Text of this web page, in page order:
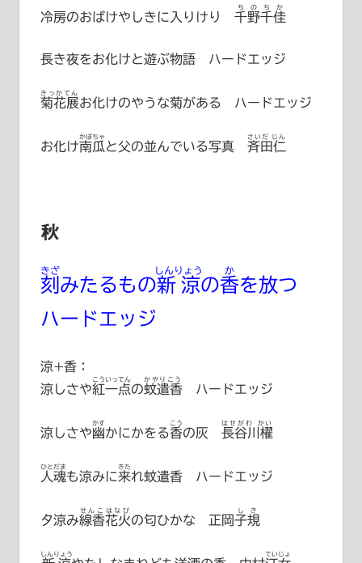
冷房のおばけやしきに入りけり 千野千佳
ちのちか
長き夜をお化けと遊ぶ物語 ハードエッジ
菊花展
きっかてん
お化けのやうな菊がある ハードエッジ
お化け南瓜
かぼちゃ
と父の並んでいる写真 斉田仁
さいだ じん
秋
刻
きざ
みたるもの新涼
しんりょう
の香
か
を放つ
ハードエッジ
涼+香：
涼しさや紅一点
こういってん
の蚊遣香
かやりこう
ハードエッジ
涼しさや幽
かす
かにかをる香
こう
の灰 長谷川櫂
はせがわ かい
人魂
ひとだま
も涼みに来
きた
れ蚊遣香 ハードエッジ
夕涼み線香花火
せんこはなび
の匂ひかな 正岡子規
しき
しんりょう ていじょ